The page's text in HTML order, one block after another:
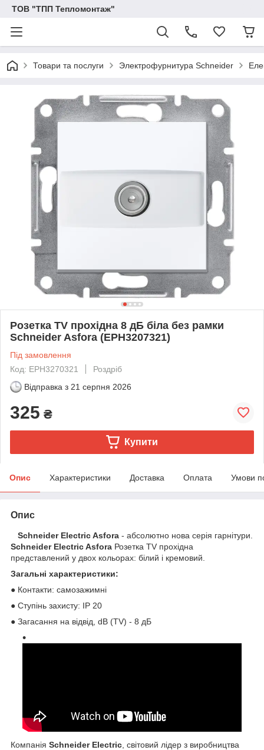
ТОВ "ТПП Тепломонтаж"
Товари та послуги Электрофурнитура Schneider
Розетка TV прохідна 8 дБ біла без рамки
Schneider Asfora (EPH3207321)
Під замовлення
Код: EPH3270321
Роздріб
Відправка з 21 серпня 2026
325 ₴
Купити
Опис Характеристики Доставка Оплата Умови
Опис
Schneider Electric Asfora - абсолютно нова серія гарнітури.
Schneider ElectricAsfora Розетка TV прохідна
представлений у двох кольорах: білий і кремовий.
Загальні характеристики:
● Контакти: самозажимні
● Ступінь захисту: IP 20
● Загасання на відвід, dB (TV) - 8 дБ
Компанія Schneider Electric , світовий лідер з виробництва